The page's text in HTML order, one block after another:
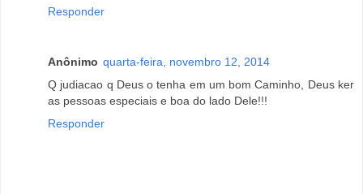
Responder
Anônimo quarta-feira, novembro 12, 2014
Q judiacao q Deus o tenha em um bom Caminho, Deus ker
as pessoas especiais e boa do lado Dele!!!
Responder